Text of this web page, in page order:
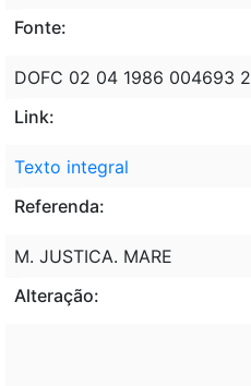
Fonte:
DOFC 02 04 1986 004693 2
Link:
Texto integral
Referenda:
M. JUSTICA. MARE
Alteração: